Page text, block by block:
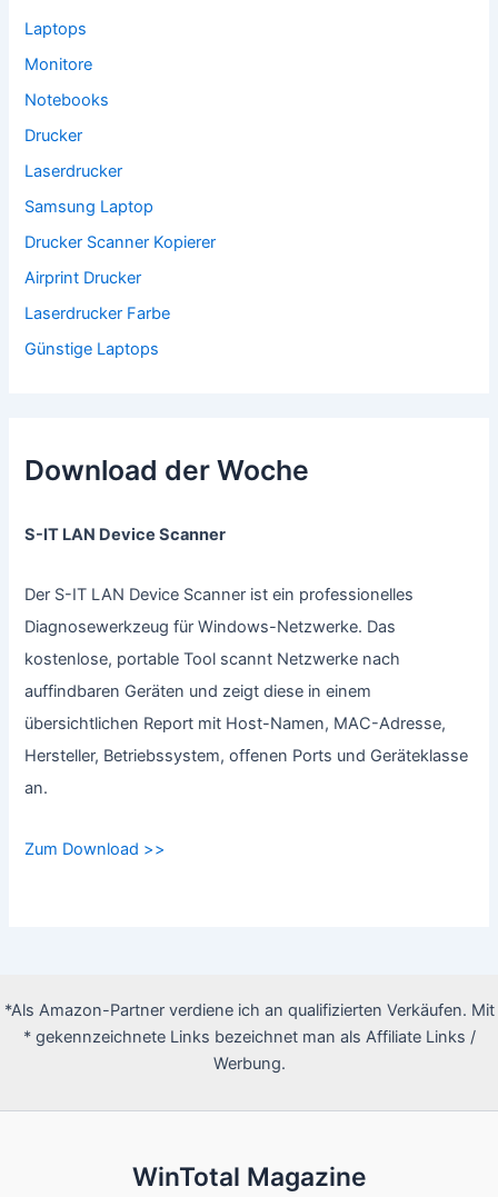
Laptops
Monitore
Notebooks
Drucker
Laserdrucker
Samsung Laptop
Drucker Scanner Kopierer
Airprint Drucker
Laserdrucker Farbe
Günstige Laptops
Download der Woche
S-IT LAN Device Scanner
Der S-IT LAN Device Scanner ist ein professionelles
Diagnosewerkzeug für Windows-Netzwerke. Das
kostenlose, portable Tool scannt Netzwerke nach
auffindbaren Geräten und zeigt diese in einem
übersichtlichen Report mit Host-Namen, MAC-Adresse,
Hersteller, Betriebssystem, offenen Ports und Geräteklasse
an.
Zum Download >>
*Als Amazon-Partner verdiene ich an qualifizierten Verkäufen. Mit
* gekennzeichnete Links bezeichnet man als Affiliate Links /
Werbung.
WinTotal Magazine